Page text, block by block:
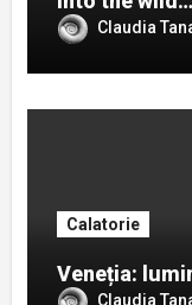
Claudia
Calatorie
Veneția:
Claudia